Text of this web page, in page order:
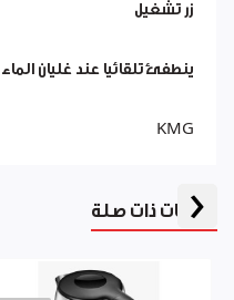
‹
زر تشغيل
ينطفئ تلقائيا عند غليان الماء
KMG
منتجات ذات صلة